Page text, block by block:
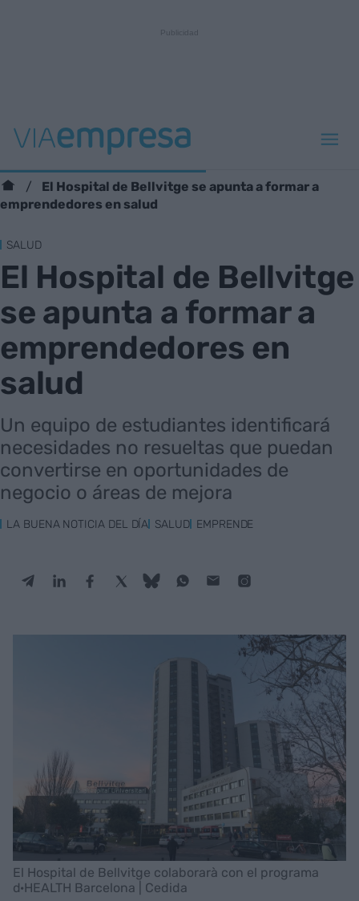
El Hospital de Bellvitge se apunta a formar a
emprendedores en salud
SALUD
El Hospital de Bellvitge
se apunta a formar a
emprendedores en
salud
Un equipo de estudiantes identificará
necesidades no resueltas que puedan
convertirse en oportunidades de
negocio o áreas de mejora
LA BUENA NOTICIA DEL DÍA SALUD EMPRENDE
El Hospital de Bellvitge colaborarà con el programa
d·HEALTH Barcelona | Cedida